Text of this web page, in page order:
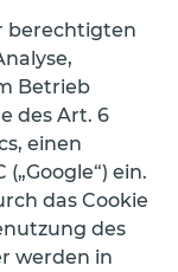
berechtigten
Betrieb
des Art. 6
einen
ein.
das Cookie
des
werden in